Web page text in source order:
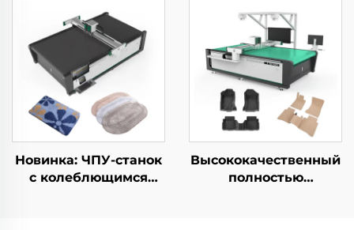
машина для резки
кожи
станок для резки
ткани для рулонных
штор и занавесей
Новинка: ЧПУ-станок
с колеблющимся
Высококачественный
полностью